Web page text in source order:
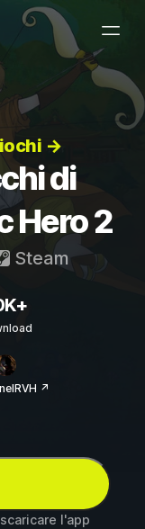
→
di
Hero 2
Steam
↗
l'app